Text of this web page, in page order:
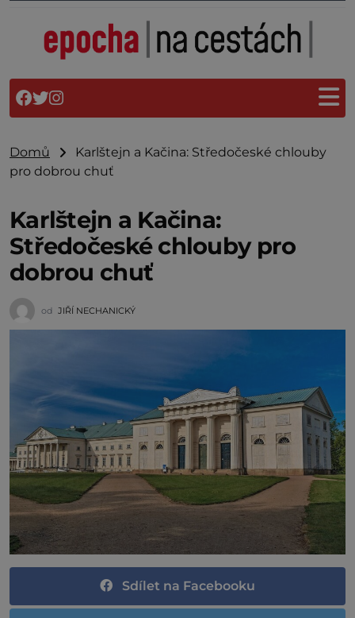
Domů
Karlštejn a Kačina: Středočeské chlouby
pro dobrou chuť
Karlštejn a Kačina:
Středočeské chlouby pro
dobrou chuť
od JIŘÍ NECHANICKÝ
Sdílet na Facebooku